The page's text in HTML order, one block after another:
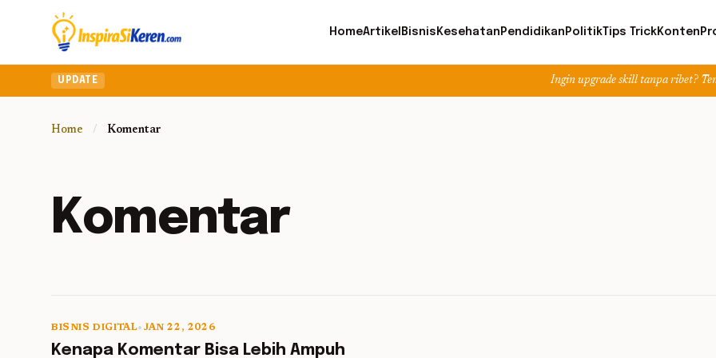
HomeArtikel Bisnis Kesehatan Pendidikan PolitikTips TrickKonten
UPDATE Ingin upgrade skill tanpa ribet? Temukan
Home / Komentar
Komentar
5 min read
BISNIS DIGITAL• JAN 22, 2026
Kenapa Komentar Bisa Lebih Ampuh